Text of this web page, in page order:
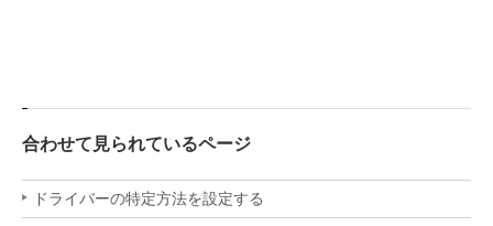
合わせて見られているページ
ドライバーの特定方法を設定する